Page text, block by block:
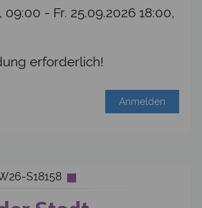
09:00 - Fr. 25.09.2026 18:00,
erforderlich!
Anmelden
S18158